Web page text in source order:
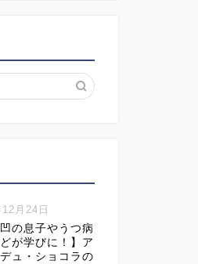
月24日
凹の息子やうつ病
が学びに！】ア
ュ・ショコラの